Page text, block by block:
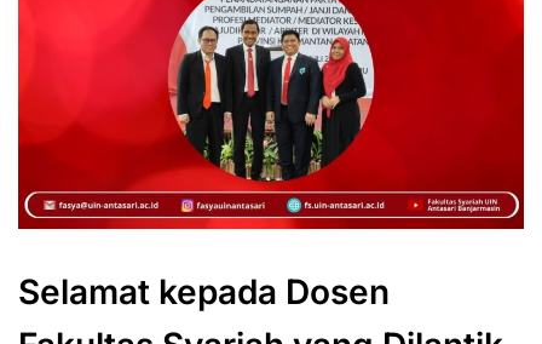
Selamat kepada Dosen